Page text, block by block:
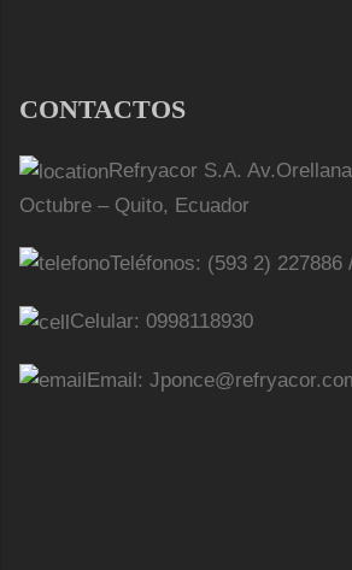
CONTACTOS
Refryacor S.A.
Octubre – Quito, Ecuador
Teléfonos: (593 2) 227886
Celular: 0998118930
Email: